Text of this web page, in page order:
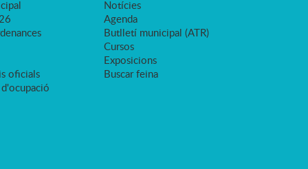
oficials
Notícies
Agenda
Butlletí municipal (ATR)
Cursos
Exposicions
Buscar feina